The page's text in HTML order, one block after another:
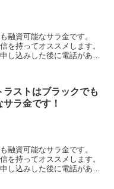
融資可能なサラ金です。
を持ってオススメします。
し込みした後に電話があ
ラストはブラックでも
ラ金です！
融資可能なサラ金です。
を持ってオススメします。
し込みした後に電話があ